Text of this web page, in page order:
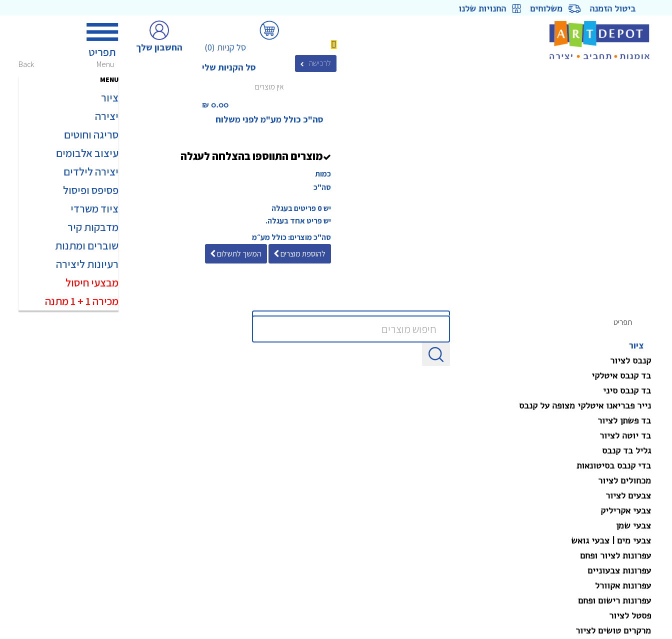
ביטול הזמנה משלוחים החנויות שלנו
Menu
Back
MENU
ציור
יצירה
סריגה וחוטים
עיצוב אלבומים
יצירה לילדים
פסיפס ופיסול
ציוד משרדי
מדבקות קיר
שוברים ומתנות
מבצעי חיסול
רעיונות ליצירה
מכירה 1 + 1 מתנה
החשבון שלך (0) סל קניות
סל הקניות שלי
לרכישה
אין מוצרים
0.00 ₪‎
סה"כ כולל מע"מ לפני משלוח
מוצרים התווספו בהצלחה לעגלה
כמות
סה"כ
יש0פריטים בעגלה
יש פריט אחד בעגלה.
סה"כ מוצרים: כולל מע״מ
להוספת מוצרים
המשך לתשלום
תפריט
ציור
קנבס לציור
בד קנבס איטלקי
בד קנבס סיני
נייר פבריאנו איטלקי מצופה על קנבס
בד פשתן לציור
בד יוטה לציור
גליל בד קנבס
בדי קנבס בסיטונאות
מכחולים לציור
צבעים לציור
צבעי אקריליק
צבעי שמן
צבעי מים | צבעי גואש
עפרונות לציור ופחם
עפרונות צבעוניים
עפרונות אקוורל
עפרונות רישום ופחם
פסטל לציור
מרקרים טושים לציור